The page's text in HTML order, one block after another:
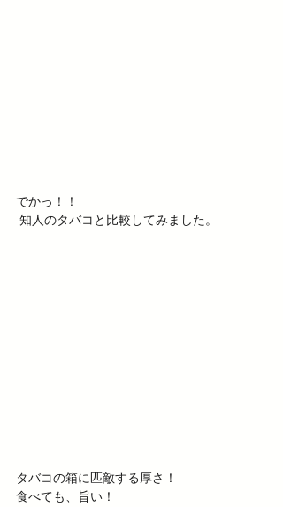
でかっ！！
知人のタバコと比較してみました。
タバコの箱に匹敵する厚さ！
食べても、旨い！